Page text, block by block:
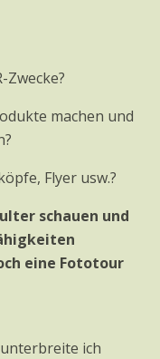
machen und
Flyer usw.?
schauen und
eine Fototour
ich